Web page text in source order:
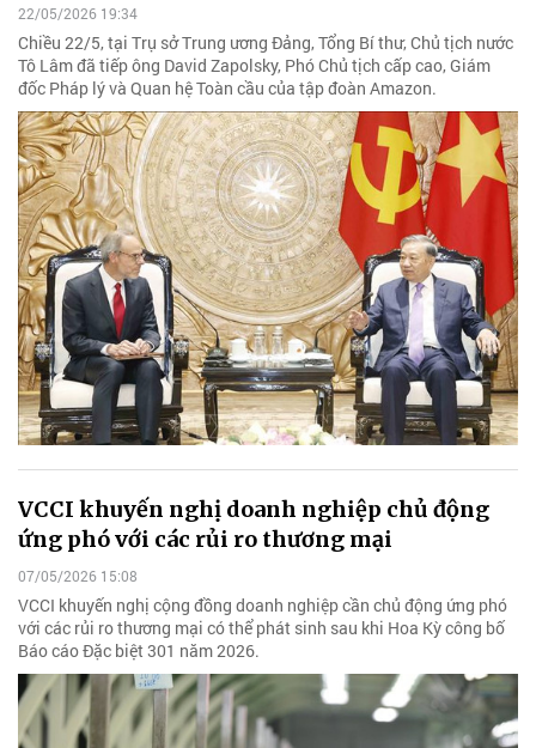
22/05/2026 19:34
Chiều 22/5, tại Trụ sở Trung ương Đảng, Tổng Bí thư, Chủ tịch nước
Tô Lâm đã tiếp ông David Zapolsky, Phó Chủ tịch cấp cao, Giám
đốc Pháp lý và Quan hệ Toàn cầu của tập đoàn Amazon.
VCCI khuyến nghị doanh nghiệp chủ động
ứng phó với các rủi ro thương mại
07/05/2026 15:08
VCCI khuyến nghị cộng đồng doanh nghiệp cần chủ động ứng phó
với các rủi ro thương mại có thể phát sinh sau khi Hoa Kỳ công bố
Báo cáo Đặc biệt 301 năm 2026.